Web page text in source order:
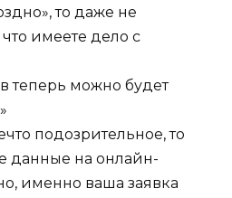
то даже не
имеете дело с
подозрительное, то
данные на онлайн-
именно ваша заявка